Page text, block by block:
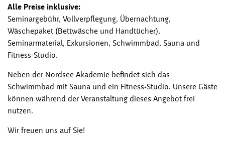
Alle Preise inklusive:
Seminargebühr, Vollverpflegung, Übernachtung,
Wäschepaket (Bettwäsche und Handtücher),
Seminarmaterial, Exkursionen, Schwimmbad, Sauna und
Fitness-Studio.
Neben der Nordsee Akademie befindet sich das
Schwimmbad mit Sauna und ein Fitness-Studio. Unsere Gäste
können während der Veranstaltung dieses Angebot frei
nutzen.
Wir freuen uns auf Sie!